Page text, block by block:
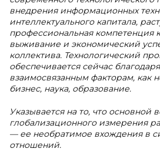
внедрения информационных
интеллектуального капитала,
профессиональная компетенция
выживание и экономический
коллектива. Технологический
обеспечивается сейчас
взаимосвязанным факторам, как
бизнес, наука, образование.
Указывается на то, что основной
глобализационного измерения
— ее необратимое вхождения в
отношений.